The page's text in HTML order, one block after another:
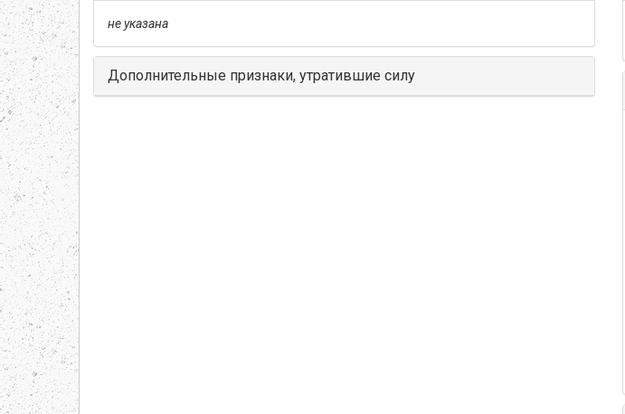
не указана
Дополнительные признаки, утратившие силу